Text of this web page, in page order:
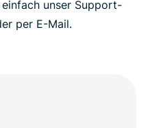
unser Support-
per E-Mail.